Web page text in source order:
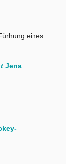
eines
Jena